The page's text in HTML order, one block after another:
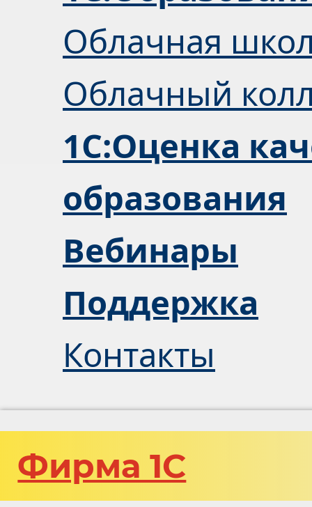
Облачная
Облачный
1С:Оценка
образования
Вебинары
Поддержка
Контакты
Фирма 1С